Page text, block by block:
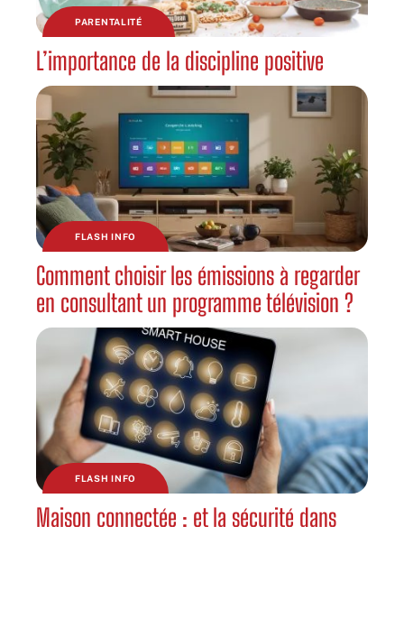
PARENTALITÉ
L’importance de la discipline positive
FLASH INFO
Comment choisir les émissions à regarder
en consultant un programme télévision ?
FLASH INFO
Maison connectée : et la sécurité dans